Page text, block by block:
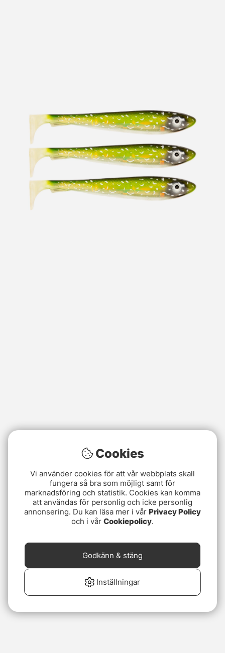
Cookies
Vi använder cookies för att vår webbplats skall
fungera så bra som möjligt samt för
marknadsföring och statistik. Cookies kan komma
att användas för personlig och icke personlig
annonsering. Du kan läsa mer i vår Privacy Policy
och i vår Cookiepolicy.
Inställningar
Godkänn & stäng